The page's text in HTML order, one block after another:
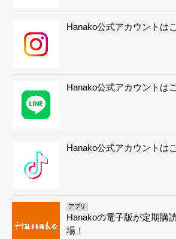
Hanako公式アカウントは
Hanako公式アカウントは
Hanako公式アカウントは
アプリ
Hanakoの電子版が定期購
場！